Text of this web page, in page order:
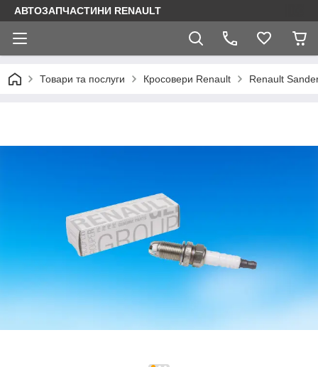
АВТОЗАПЧАСТИНИ RENAULT
Товари та послуги Кросовери Renault Renault